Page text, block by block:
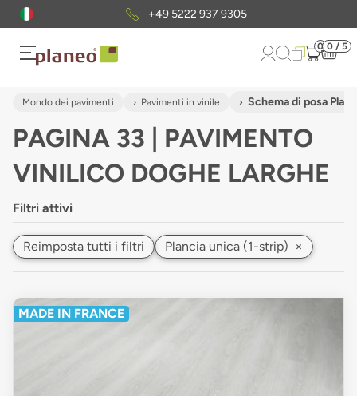
Pacchetto di campionigratuiti
0 0 / 5
Mondo dei pavimenti Pavimenti in vinile Schema di posa
PAGINA 33 | PAVIMENTO
VINILICO DOGHE LARGHE
Filtri attivi
Reimposta tutti i filtri Plancia unica (1-strip) ×
MADE IN FRANCE